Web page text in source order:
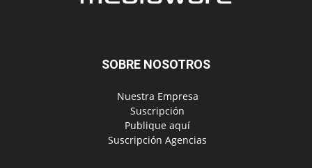
SOBRE NOSOTROS
‎ Nuestra Empresa
‎ Suscripción
‎ Publique aquí
‎ Suscripción Agencias